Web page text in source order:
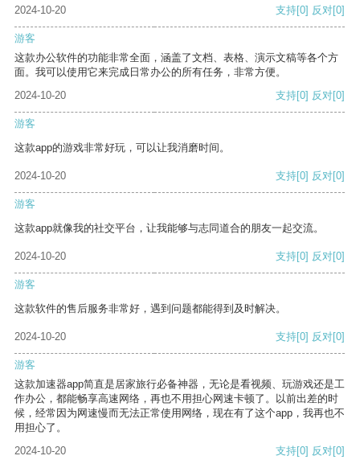
2024-10-20
支持[0] 反对[0]
游客
这款办公软件的功能非常全面，涵盖了文档、表格、演示文稿等各个方
面。我可以使用它来完成日常办公的所有任务，非常方便。
2024-10-20
支持[0] 反对[0]
游客
这款app的游戏非常好玩，可以让我消磨时间。
2024-10-20 支持[0] 反对[0]
游客
这款app就像我的社交平台，让我能够与志同道合的朋友一起交流。
2024-10-20 支持[0] 反对[0]
游客
这款软件的售后服务非常好，遇到问题都能得到及时解决。
2024-10-20 支持[0] 反对[0]
游客
这款加速器app简直是居家旅行必备神器，无论是看视频、玩游戏还是工
作办公，都能畅享高速网络，再也不用担心网速卡顿了。以前出差的时
候，经常因为网速慢而无法正常使用网络，现在有了这个app，我再也不
用担心了。
2024-10-20
支持[0] 反对[0]